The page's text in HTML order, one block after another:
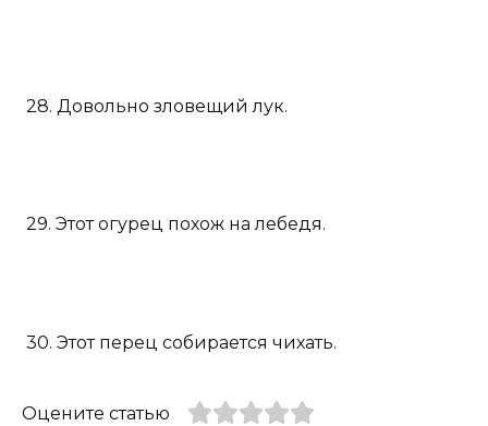
28. Довольно зловещий лук.
29. Этот огурец похож на лебедя.
30. Этот перец собирается чихать.
Оцените статью